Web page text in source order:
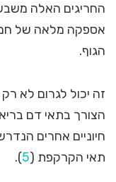
החריגים האלה
אספקה מלאה של
הגוף.
זה יכול לגרום לא
הצורך בתאי דם
חיוניים אחרים
תאי הקרקפת (5
).